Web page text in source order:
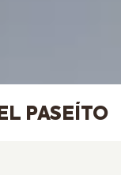
EL PASEÍTO